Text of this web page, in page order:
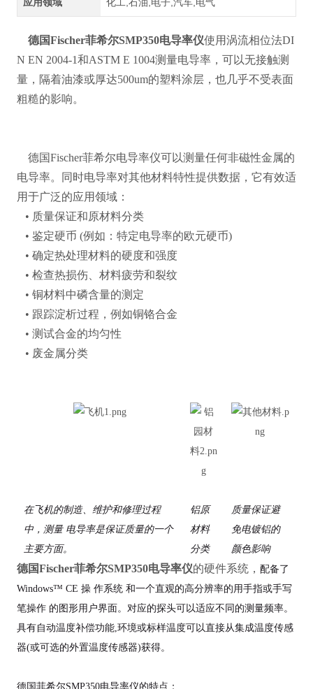
德国Fischer菲希尔SMP350电导率仪使用涡流相位法DI
N EN 2004-1和ASTM E 1004测量电导率，可以无接触测
量，隔着油漆或厚达500um的塑料涂层，也几乎不受表面
粗糙的影响。
德国Fischer菲希尔电导率仪可以测量任何非磁性金属的
电导率。同时电导率对其他材料特性提供数据，它有效适
用于广泛的应用领域：
• 质量保证和原材料分类
• 鉴定硬币 (例如：特定电导率的欧元硬币)
• 确定热处理材料的硬度和强度
• 检查热损伤、材料疲劳和裂纹
• 铜材料中磷含量的测定
• 跟踪淀析过程，例如铜铬合金
• 测试合金的均匀性
• 废金属分类
在飞机的制造、维护和修理过程
中，测量 电导率是保证质量的一个
主要方面。
铝原
材料
分类
质量保证避
免电镀铝的
颜色影响
德国Fischer菲希尔SMP350电导率仪的硬件系统， 配备了
Windows™ CE 操 作系统 和一个直观的高分辨率的用手指或手写
笔操作 的图形用户界面。对应的探头可以适应不同的测量频率。
具有自动温度补偿功能,环境或标样温度可以直接从集成温度传感
器(或可选的外置温度传感器)获得。
德国菲希尔SMP350电导率仪的特点：